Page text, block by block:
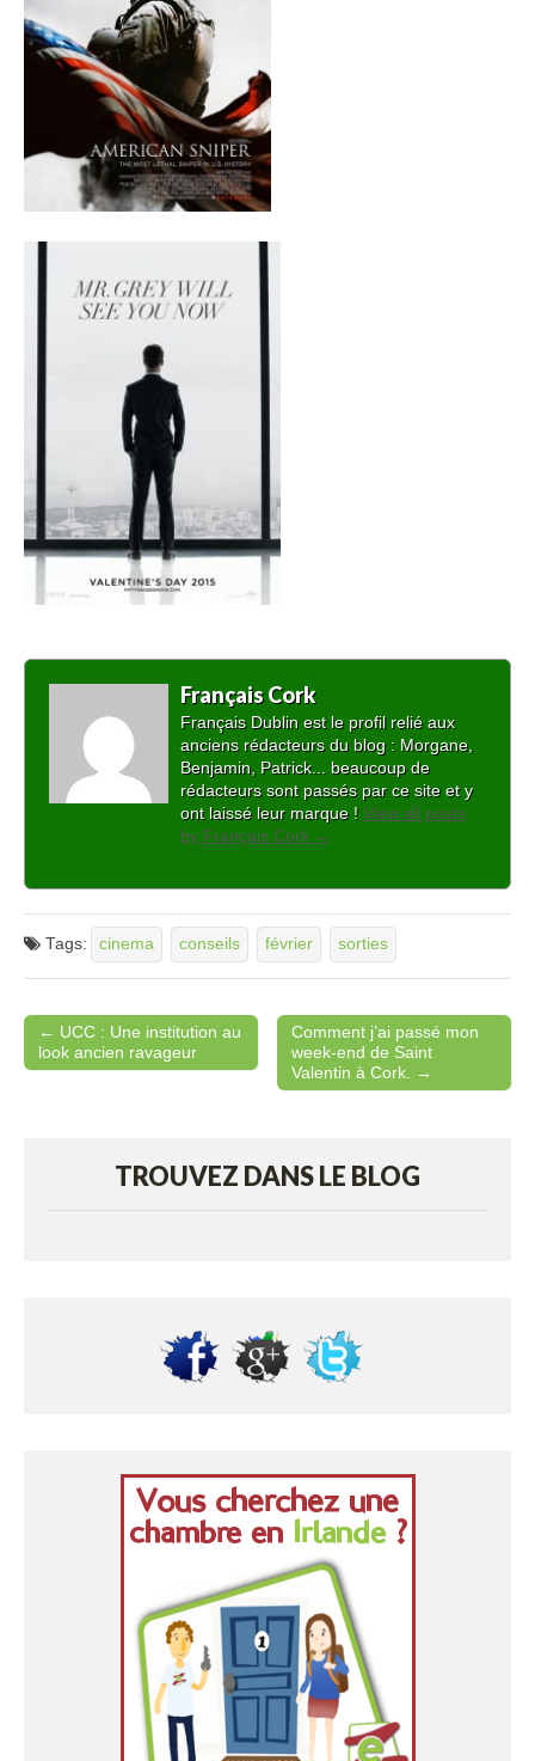
Français Cork
Français Dublin est le profil relié aux
anciens rédacteurs du blog : Morgane,
Benjamin, Patrick... beaucoup de
rédacteurs sont passés par ce site et y
ont laissé leur marque ! View all posts
by Français Cork →
Tags: cinema conseils février sorties
Post navigation
← UCC : Une institution au
look ancien ravageur
Comment j’ai passé mon
week-end de Saint
Valentin à Cork. →
TROUVEZ DANS LE BLOG